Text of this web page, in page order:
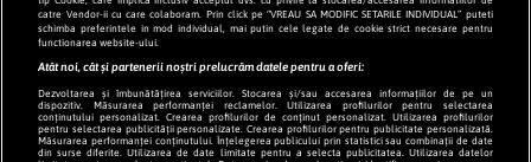
desprecopii.com
SETARI POLITICA COOKIES
catre Vendor-ii cu care colaboram. Prin click pe “VREAU SA MODIFIC SETARILE INDIVIDUAL” puteti
schimba preferintele in mod individual, mai putin cele legate de cookie strict necesare pentru
functionarea website-ului.
Atât noi, cât și partenerii noștri prelucrăm datele pentru a oferi:
Dezvoltarea și îmbunătățirea serviciilor. Stocarea și/sau accesarea informațiilor de pe un
dispozitiv. Măsurarea performanței reclamelor. Utilizarea profilurilor pentru selectarea
conținutului personalizat. Crearea profilurilor de conținut personalizat. Utilizarea profilurilor
pentru selectarea publicității personalizate. Crearea profilurilor pentru publicitate personalizată.
Măsurarea performanței conținutului. Înțelegerea publicului prin statistici sau combinații de date
din surse diferite. Utilizarea de date limitate pentru a selecta publicitatea. Utilizarea datelor